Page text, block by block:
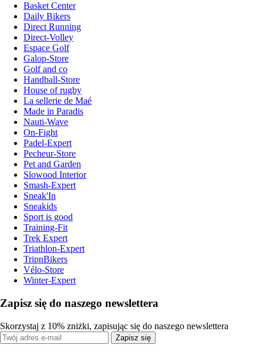
Basket Center
Daily Bikers
Direct Running
Direct-Volley
Espace Golf
Galop-Store
Golf and co
Handball-Store
House of rugby
La sellerie de Maé
Made in Paradis
Nauti-Wave
On-Fight
Padel-Expert
Pecheur-Store
Pet and Garden
Slowood Interior
Smash-Expert
Sneak'In
Sneakids
Sport is good
Training-Fit
Trek Expert
Triathlon-Expert
TripnBikers
Vélo-Store
Winter-Expert
Zapisz się do naszego newslettera
Skorzystaj z 10% zniżki, zapisując się do naszego newslettera
Zapisz się